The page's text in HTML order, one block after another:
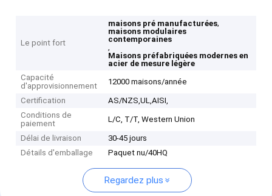
Le point fort
maisons pré manufacturées,
maisons modulaires
contemporaines
,
Maisons préfabriquées modernes en
acier de mesure légère
Capacité
d'approvisionnement
12000 maisons/année
Certification
AS/NZS,UL,AISI,
Conditions de
paiement
L/C, T/T, Western Union
Délai de livraison
30-45 jours
Détails d'emballage
Paquet nu/40HQ
Regardez plus